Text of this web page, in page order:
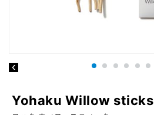
Yohaku Willow sticks